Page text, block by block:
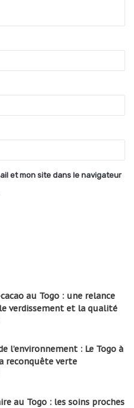
et mon site dans le navigateur
au Togo : une relance
verdissement et la qualité
l’environnement : Le Togo à
reconquête verte
au Togo : les soins proches